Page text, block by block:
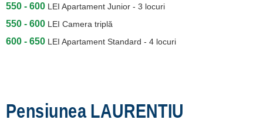
550 - 600 LEI Apartament Junior - 3 locuri
550 - 600 LEI Camera triplă
600 - 650 LEI Apartament Standard - 4 locuri
Pensiunea LAURENTIU